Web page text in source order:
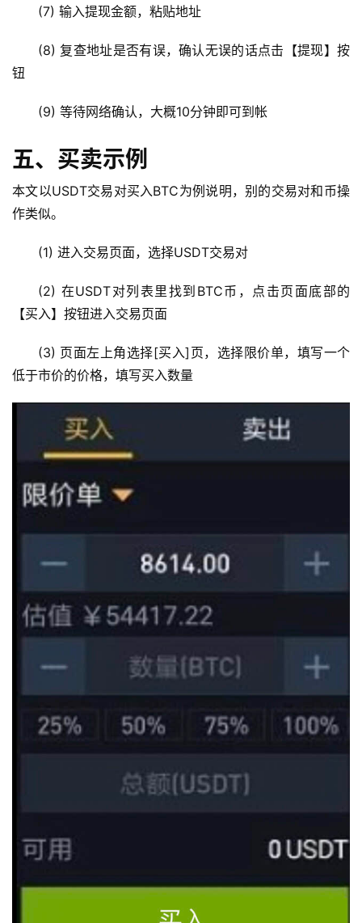
(7) 输入提现金额，粘贴地址
(8) 复查地址是否有误，确认无误的话点击【提现】按
钮
(9) 等待网络确认，大概10分钟即可到帐
五、买卖示例
本文以USDT交易对买入BTC为例说明，别的交易对和币操
作类似。
(1) 进入交易页面，选择USDT交易对
(2) 在USDT对列表里找到BTC币，点击页面底部的
【买入】按钮进入交易页面
(3) 页面左上角选择[买入]页，选择限价单，填写一个
低于市价的价格，填写买入数量